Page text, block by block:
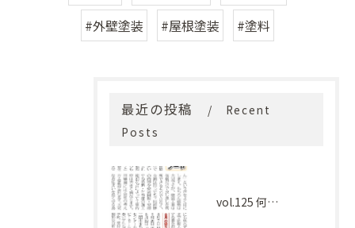
#外壁塗装
#屋根塗装 #塗料
最近の投稿
Recent
Posts
vol.125 何を基準に選べばよい？